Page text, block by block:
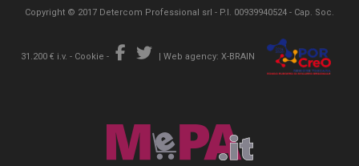
Copyright © 2017 Detercom Professional srl - P.I. 00939940524 - Cap. Soc.
31.200 € i.v. - Cookie - | Web agency: X-BRAIN